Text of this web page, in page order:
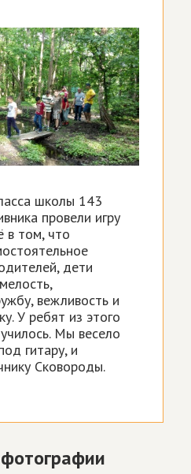
школы 143
провели игру
в том, что
дети
вежливость и
У ребят из этого
Мы весело
гитару, и
Сковороды.